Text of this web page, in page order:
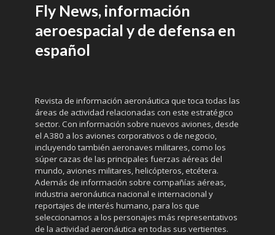
Fly News, información
aeroespacial y de defensa en
español
Revista de información aeronáutica que toca todas las
áreas de actividad relacionadas con este estratégico
sector. Con información sobre nuevos aviones, desde
el A380 a los aviones corporativos o de negocio,
incluyendo también aeronaves militares, como los
súper cazas de las principales fuerzas aéreas del
mundo, aviones militares, helicópteros, etcétera.
Además de información sobre compañías aéreas,
industria aeronáutica nacional e internacional y
reportajes de interés humano, para los que
seleccionamos a los personajes más representativos
de la actividad aeronáutica en todas sus vertientes.